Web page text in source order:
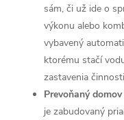
sám, či už ide o
výkonu alebo
vybavený
ktorému stačí
zastavenia
Prevoňaný
je zabudovaný